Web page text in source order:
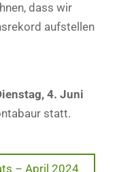
dass wir
aufstellen
4. Juni
statt.
– April 2024